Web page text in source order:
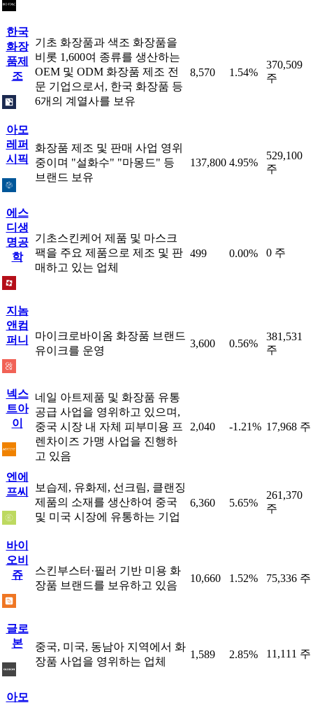
한국
화장
품제
조
기초 화장품과 색조 화장품을
비롯 1,600여 종류를 생산하는
OEM 및 ODM 화장품 제조 전
문 기업으로서, 한국 화장품 등
6개의 계열사를 보유
8,570 1.54%
370,509
주
아모
레퍼
시픽
화장품 제조 및 판매 사업 영위
중이며 "설화수" "마몽드" 등
브랜드 보유
137,800 4.95%
529,100
주
에스
디생
명공
학
기초스킨케어 제품 및 마스크
팩을 주요 제품으로 제조 및 판
매하고 있는 업체
499 0.00% 0 주
지놈
앤컴
퍼니
마이크로바이옴 화장품 브랜드
유이크를 운영
3,600 0.56%
381,531
주
넥스
트아
이
네일 아트제품 및 화장품 유통
공급 사업을 영위하고 있으며,
중국 시장 내 자체 피부미용 프
렌차이즈 가맹 사업을 진행하
고 있음
2,040 -1.21% 17,968 주
엔에
프씨
보습제, 유화제, 선크림, 클랜징
제품의 소재를 생산하여 중국
및 미국 시장에 유통하는 기업
6,360 5.65%
261,370
주
바이
오비
쥬
스킨부스터·필러 기반 미용 화
장품 브랜드를 보유하고 있음
10,660 1.52% 75,336 주
글로
본
중국, 미국, 동남아 지역에서 화
장품 사업을 영위하는 업체
1,589 2.85% 11,111 주
아모